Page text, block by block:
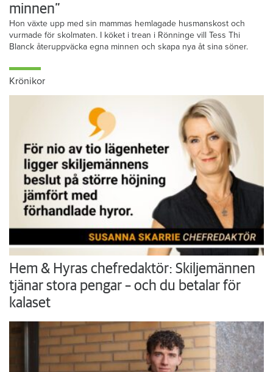
minnen”
Hon växte upp med sin mammas hemlagade husmanskost och
vurmade för skolmaten. I köket i trean i Rönninge vill Tess Thi
Blanck återuppväcka egna minnen och skapa nya åt sina söner.
Krönikor
Hem & Hyras chefredaktör: Skiljemännen
tjänar stora pengar – och du betalar för
kalaset